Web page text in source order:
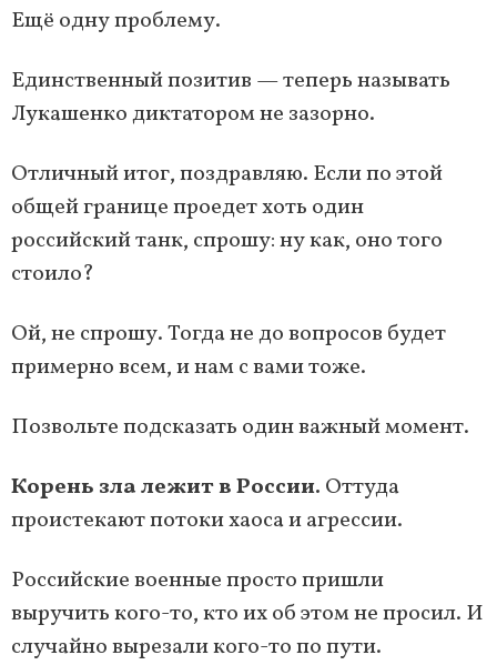
Ещё одну проблему.
Единственный позитив — теперь называть
Лукашенко диктатором не зазорно.
Отличный итог, поздравляю. Если по этой
общей границе проедет хоть один
российский танк, спрошу: ну как, оно того
стоило?
Ой, не спрошу. Тогда не до вопросов будет
примерно всем, и нам с вами тоже.
Позвольте подсказать один важный момент.
Корень зла лежит в России. Оттуда
проистекают потоки хаоса и агрессии.
Российские военные просто пришли
выручить кого-то, кто их об этом не просил. И
случайно вырезали кого-то по пути.